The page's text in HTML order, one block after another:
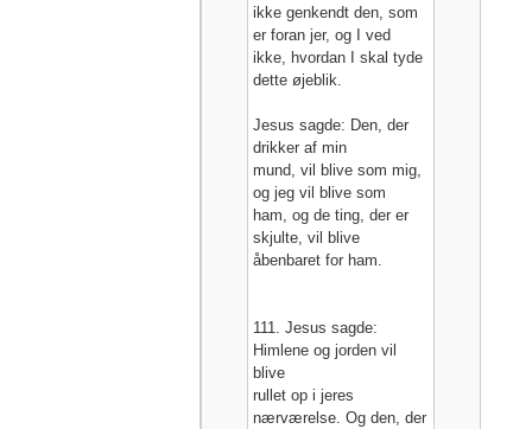
ikke genkendt den, som
er foran jer, og I ved
ikke, hvordan I skal tyde
dette øjeblik.
Jesus sagde: Den, der
drikker af min
mund, vil blive som mig,
og jeg vil blive som
ham, og de ting, der er
skjulte, vil blive
åbenbaret for ham.
111. Jesus sagde:
Himlene og jorden vil
blive
rullet op i jeres
nærværelse. Og den, der